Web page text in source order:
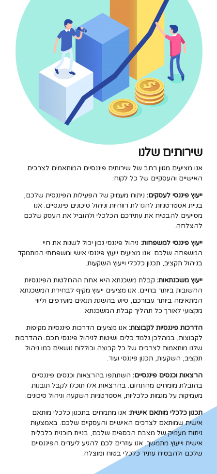
שירותים שלנו
אנו מציעים מגוון רחב של שירותים פיננסיים המותאמים לצרכים
האישיים והעסקיים של כל לקוח:
ייעוץ פיננסי לעסקים: ניתוח מעמיק של הפעילות הפיננסית שלכם,
בניית אסטרטגיות להגדלת רווחיות וניהול סיכונים פיננסיים. אנו
מסייעים להבטיח את עתידכם הכלכלי ולהוביל את העסק שלכם
להצלחה.
ייעוץ פיננסי למשפחות: ניהול פיננסי נכון יכול לשנות את חיי
המשפחה שלכם. אנו מציעים ייעוץ פיננסי אישי ומשפחתי המתמקד
בניהול תקציב, תכנון כלכלי וייעוץ השקעות.
ייעוץ משכנתאות: קבלת משכנתא היא אחת ההחלטות הפיננסיות
החשובות ביותר בחיים. אנו מציעים ייעוץ מקיף לבחירת המשכנתא
המתאימה ביותר עבורכם, סיוע בהשגת תנאים מועדפים וליווי
מקצועי לאורך כל תהליך קבלת המשכנתא.
הדרכות פיננסיות לקבוצות: אנו מציעים הדרכות פיננסיות מקיפות
לקבוצות, במהלכן נלמד כלים ושיטות לניהול פיננסי חכם. ההדרכות
שלנו מותאמות לצרכים של כל קבוצה וכוללות נושאים כמו ניהול
תקציב, השקעות, תכנון פיננסי ועוד.
הרצאות וכנסים פיננסיים: השתתפו בהרצאות וכנסים פיננסיים
בהובלת מומחים מהתחום. בהרצאות אלו תוכלו לקבל תובנות
מעמיקות על מגמות כלכליות, אסטרטגיות השקעה וניהול סיכונים.
תכנון כלכלי מותאם אישית: אנו מתמחים בתכנון כלכלי מותאם
אישית שמותאם לצרכים האישיים והעסקיים שלכם. באמצעות
ניתוח מעמיק של מצבת הכספים שלכם, בניית תוכנית כלכלית
אישית וייעוץ מתמשך, אנו עוזרים לכם להגיע ליעדים הפיננסיים
שלכם ולהבטיח עתיד כלכלי בטוח ומוצלח.